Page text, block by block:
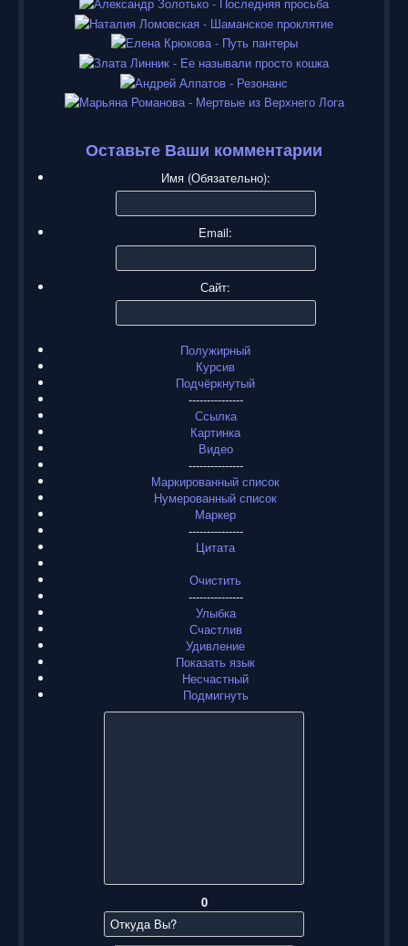
Оставьте Ваши комментарии
Имя (Обязательно):
Email:
Сайт:
Полужирный
Курсив
Подчёркнутый
---------------
Ссылка
Картинка
Видео
---------------
Маркированный список
Нумерованный список
Маркер
---------------
Цитата
Очистить
---------------
Улыбка
Счастлив
Удивление
Показать язык
Несчастный
Подмигнуть
0